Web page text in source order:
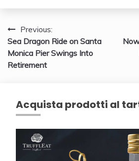
Navigazione
articoli
Previous:
Sea Dragon Ride on Santa
Monica Pier Swings Into
Retirement
Acquista prodotti al